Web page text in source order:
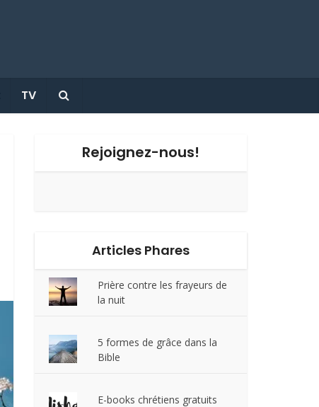
TV
Rejoignez-nous!
Articles Phares
Prière contre les frayeurs de
la nuit
5 formes de grâce dans la
Bible
E-books chrétiens gratuits